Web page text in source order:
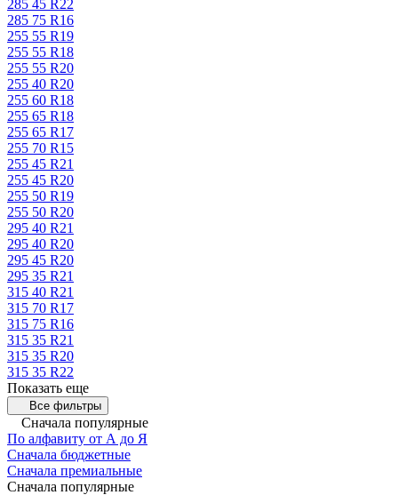
285 45 R22
285 75 R16
255 55 R19
255 55 R18
255 55 R20
255 40 R20
255 60 R18
255 65 R18
255 65 R17
255 70 R15
255 45 R21
255 45 R20
255 50 R19
255 50 R20
295 40 R21
295 40 R20
295 45 R20
295 35 R21
315 40 R21
315 70 R17
315 75 R16
315 35 R21
315 35 R20
315 35 R22
Показать еще
Все фильтры
Сначала популярные
По алфавиту от А до Я
Сначала бюджетные
Сначала премиальные
Сначала популярные